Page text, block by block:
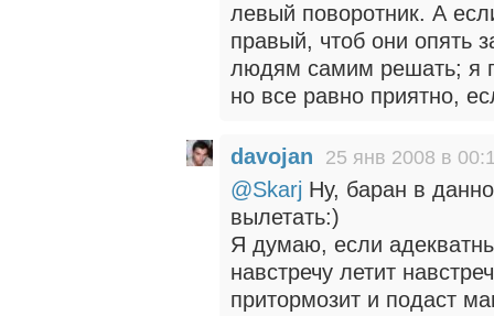
левый поворотник. А
правый, чтоб они опять
людям самим решать; я
но все равно приятно,
davojan 25 янв 2008 в
@Skarj Ну, баран в
вылетать:)
Я думаю, если
навстречу летит
притормозит и подаст